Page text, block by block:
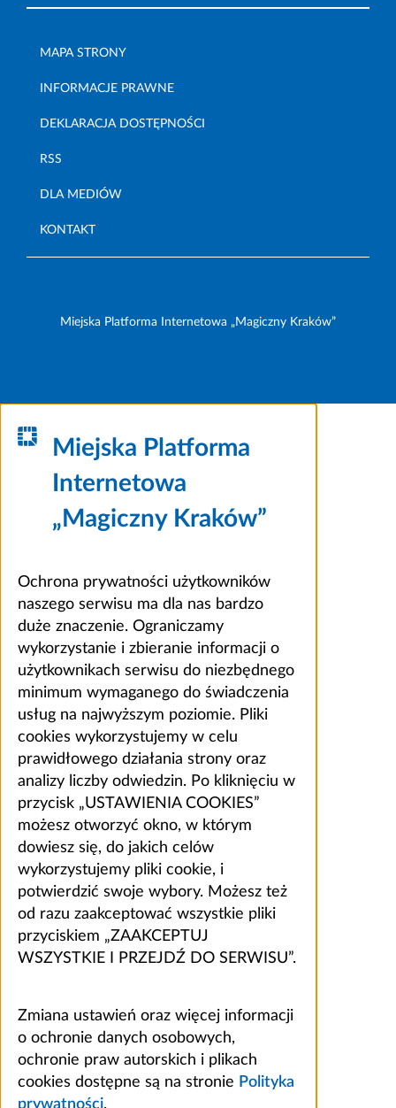
MAPA STRONY
INFORMACJE PRAWNE
DEKLARACJA DOSTĘPNOŚCI
RSS
DLA MEDIÓW
KONTAKT
Miejska Platforma Internetowa „Magiczny Kraków”
Miejska Platforma
Internetowa
„Magiczny Kraków”
Ochrona prywatności użytkowników
naszego serwisu ma dla nas bardzo
duże znaczenie. Ograniczamy
wykorzystanie i zbieranie informacji o
użytkownikach serwisu do niezbędnego
minimum wymaganego do świadczenia
usług na najwyższym poziomie. Pliki
cookies wykorzystujemy w celu
prawidłowego działania strony oraz
analizy liczby odwiedzin. Po kliknięciu w
przycisk „USTAWIENIA COOKIES”
możesz otworzyć okno, w którym
dowiesz się, do jakich celów
wykorzystujemy pliki cookie, i
potwierdzić swoje wybory. Możesz też
od razu zaakceptować wszystkie pliki
przyciskiem „ZAAKCEPTUJ
WSZYSTKIE I PRZEJDŹ DO SERWISU”.
Zmiana ustawień oraz więcej informacji
o ochronie danych osobowych,
ochronie praw autorskich i plikach
cookies dostępne są na stronie Polityka
prywatności.